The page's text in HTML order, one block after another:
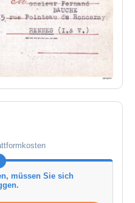
müssen Sie sich